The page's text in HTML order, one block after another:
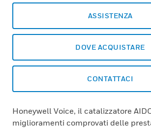
ASSISTENZA
DOVE ACQUISTARE
CONTATTACI
Honeywell Voice, il catalizzatore
miglioramenti comprovati delle